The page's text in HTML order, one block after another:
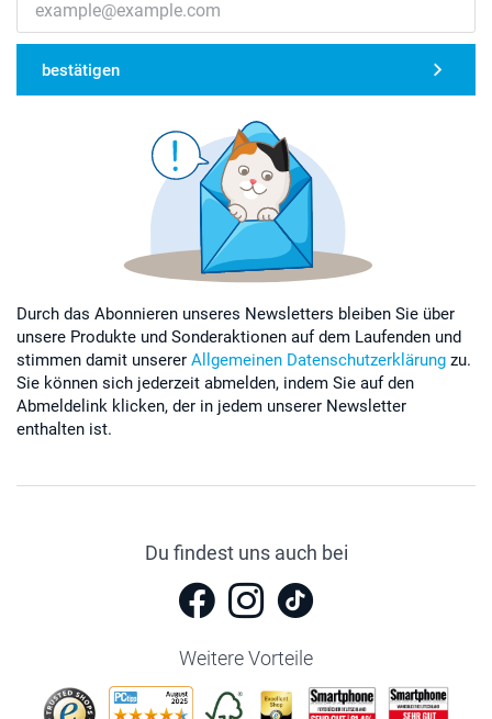
bestätigen
Durch das Abonnieren unseres Newsletters bleiben Sie über
unsere Produkte und Sonderaktionen auf dem Laufenden und
stimmen damit unserer Allgemeinen Datenschutzerklärung zu.
Sie können sich jederzeit abmelden, indem Sie auf den
Abmeldelink klicken, der in jedem unserer Newsletter
enthalten ist.
Du findest uns auch bei
Weitere Vorteile